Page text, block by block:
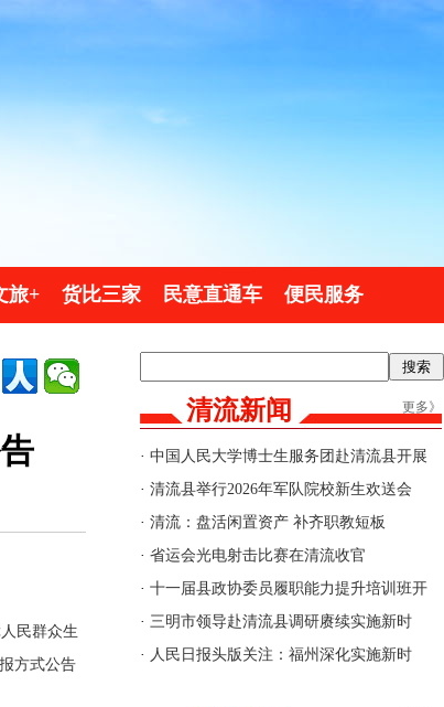
旅+ 货比三家 民意直通车 便民服务
更多》
清流新闻
· 中国人民大学博士生服务团赴清流县开展
实践调研
· 清流县举行2026年军队院校新生欢送会
· 清流：盘活闲置资产 补齐职教短板
· 省运会光电射击比赛在清流收官
· 十一届县政协委员履职能力提升培训班开
班
· 三明市领导赴清流县调研赓续实施新时
代“堡垒工程”及群众身边不正之风和腐败问
· 人民日报头版关注：福州深化实施新时
民群众生
方式公告